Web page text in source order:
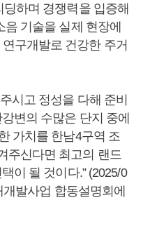
딩하며 경쟁력을 입증해
음 기술을 실제 현장에
구개발로 건강한 주거
시고 정성을 다해 준비
변의 수많은 단지 중에
가치를 한남4구역 조
주신다면 최고의 랜드
이 될 것이다.” (2025/0
발사업 합동설명회에